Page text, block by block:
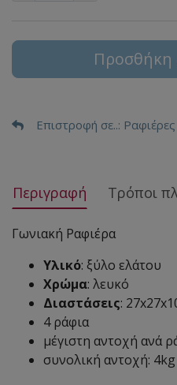
Προσθήκη
Επιστροφή σε..: Ραφιέρες
Περιγραφή Τρόποι
Γωνιακή Ραφιέρα
Υλικό: ξύλο ελάτου
Χρώμα: λευκό
Διαστάσεις:
4 ράφια
μέγιστη αντοχή ανά
συνολική αντοχή: 4kg